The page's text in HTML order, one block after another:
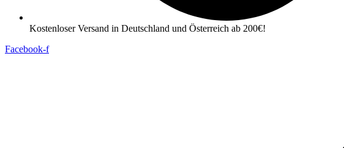
Kostenloser Versand in Deutschland und Österreich ab 200€!
Facebook-f